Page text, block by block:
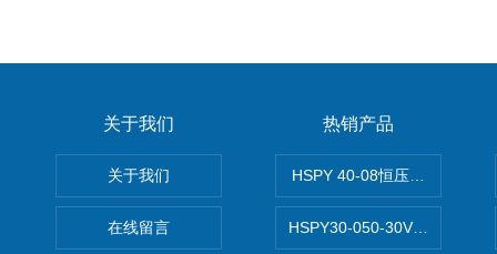
关于我们
关于我们
在线留言
热销产品
HSPY 40-08恒压恒流恒功率
HSPY30-050-30V/-05A可调